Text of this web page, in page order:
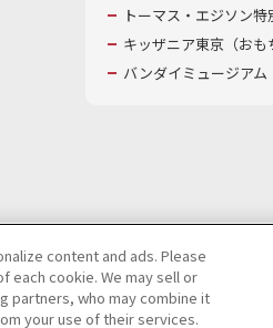
トーマス・エジソン特
キッザニア東京（おも
バンダイミュージアム
の取り扱いに関する保護方針
スメントに対する基本的な対応方針
content and ads. Please
each cookie. We may sell or
partners, who may combine it
your use of their services.